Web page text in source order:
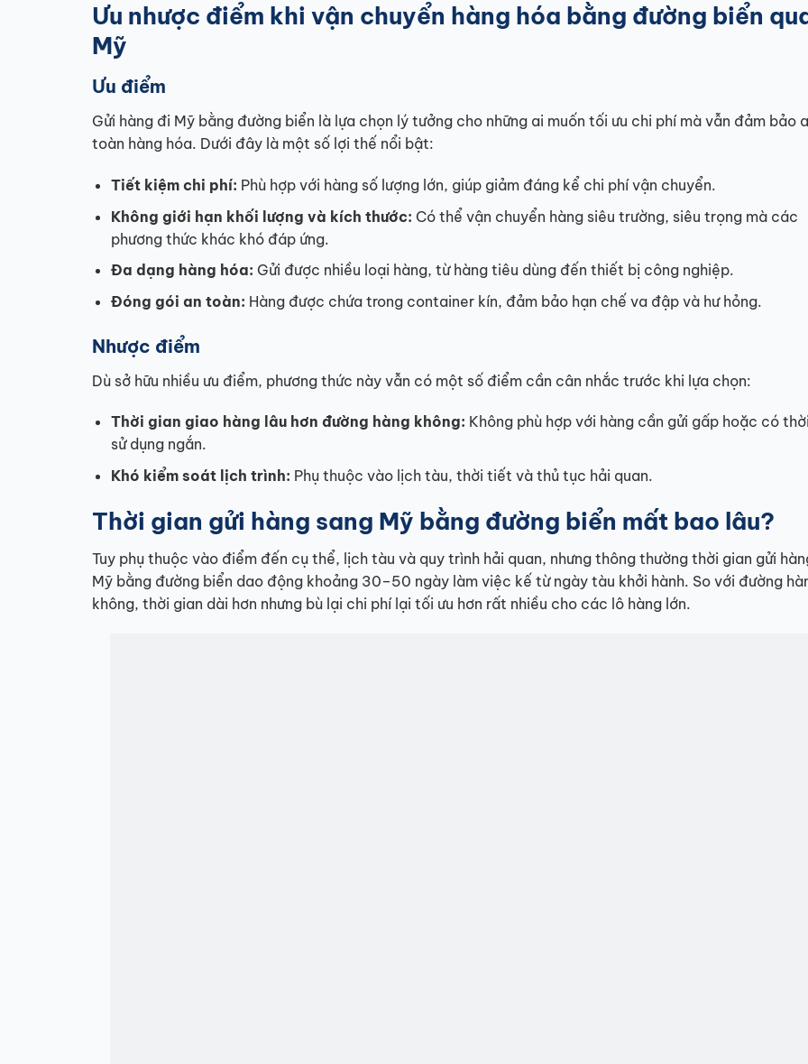
Ưu nhược điểm khi vận chuyển hàng hóa bằng đường biển
Mỹ
Ưu điểm
Gửi hàng đi Mỹ bằng đường biển là lựa chọn lý tưởng cho những ai muốn tối ưu chi phí mà vẫn đảm bảo
toàn hàng hóa. Dưới đây là một số lợi thế nổi bật:
Tiết kiệm chi phí: Phù hợp với hàng số lượng lớn, giúp giảm đáng kể chi phí vận chuyển.
Không giới hạn khối lượng và kích thước: Có thể vận chuyển hàng siêu trường, siêu trọng mà các
phương thức khác khó đáp ứng.
Đa dạng hàng hóa: Gửi được nhiều loại hàng, từ hàng tiêu dùng đến thiết bị công nghiệp.
Đóng gói an toàn: Hàng được chứa trong container kín, đảm bảo hạn chế va đập và hư hỏng.
Nhược điểm
Dù sở hữu nhiều ưu điểm, phương thức này vẫn có một số điểm cần cân nhắc trước khi lựa chọn:
Thời gian giao hàng lâu hơn đường hàng không: Không phù hợp với hàng cần gửi gấp hoặc có
sử dụng ngắn.
Khó kiểm soát lịch trình: Phụ thuộc vào lịch tàu, thời tiết và thủ tục hải quan.
Thời gian gửi hàng sang Mỹ bằng đường biển mất bao lâu?
Tuy phụ thuộc vào điểm đến cụ thể, lịch tàu và quy trình hải quan, nhưng thông thường thời gian gửi
Mỹ bằng đường biển dao động khoảng 30–50 ngày làm việc kế từ ngày tàu khởi hành. So với đường
không, thời gian dài hơn nhưng bù lại chi phí lại tối ưu hơn rất nhiều cho các lô hàng lớn.